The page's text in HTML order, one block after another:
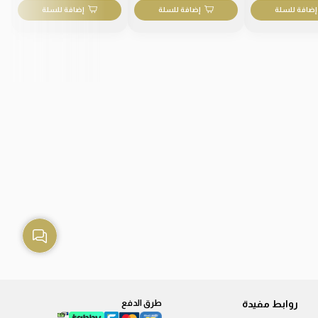
إضافة للسلة إضافة للسلة إضافة للسلة
روابط مفيدة طرق الدفع